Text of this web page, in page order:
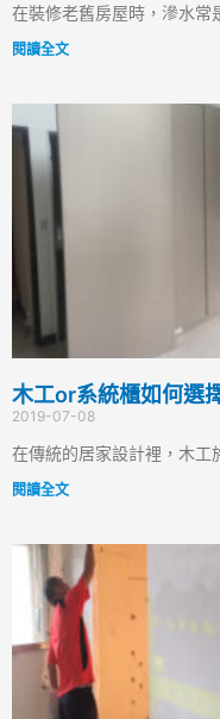
在裝修老舊房屋時，滲水常
閱讀全文
木工or系統櫃如何選
2019-07-08
在傳統的居家設計裡，木工
閱讀全文